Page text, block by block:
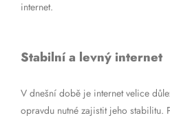
internet.
Stabilní a levný internet
V dnešní době je internet velice
opravdu nutné zajistit jeho stabilitu.